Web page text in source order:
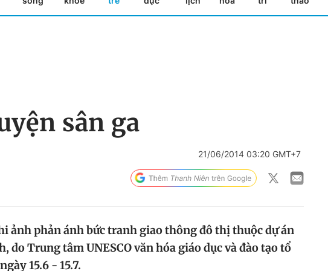
sân ga
21/06/2014 03:20 GMT+7
ảnh phản ánh bức tranh giao thông đô thị thuộc dự án
do Trung tâm UNESCO văn hóa giáo dục và đào tạo tổ
15.6 - 15.7.